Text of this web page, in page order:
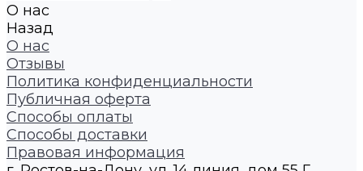
О нас
Назад
О нас
Отзывы
Политика конфиденциальности
Публичная оферта
Способы оплаты
Способы доставки
Правовая информация